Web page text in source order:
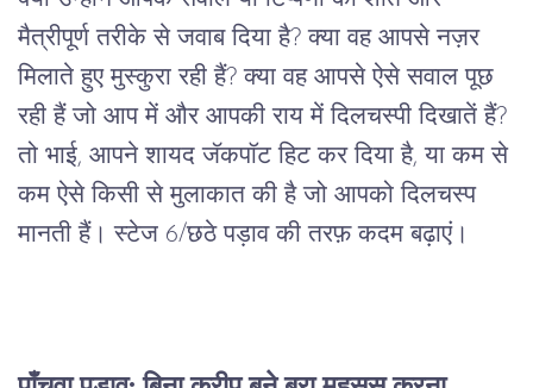
मैत्रीपूर्ण तरीके से जवाब दिया है? क्या वह आपसे नज़र
मिलाते हुए मुस्कुरा रही हैं? क्या वह आपसे ऐसे सवाल पूछ
रही हैं जो आप में और आपकी राय में दिलचस्पी दिखातें हैं?
तो भाई, आपने शायद जॅकपॉट हिट कर दिया है, या कम से
कम ऐसे किसी से मुलाकात की है जो आपको दिलचस्प
मानती हैं। स्टेज 6/छठे पड़ाव की तरफ़ कदम बढ़ाएं।